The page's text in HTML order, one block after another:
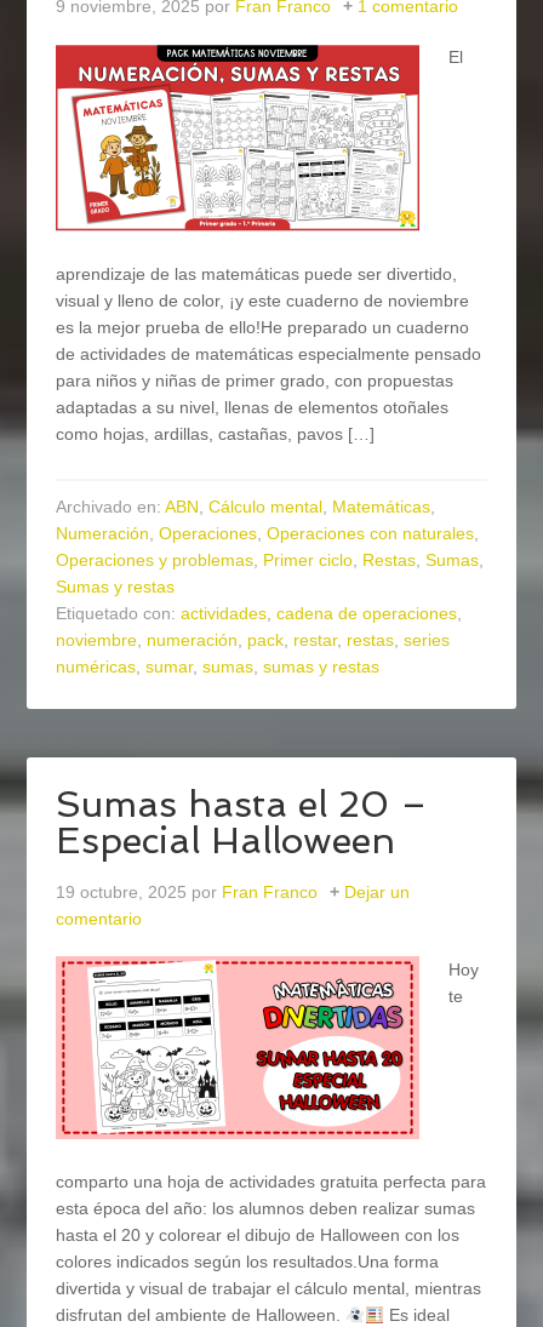
9 noviembre, 2025 por Fran Franco 1 comentario
El
aprendizaje de las matemáticas puede ser divertido,
visual y lleno de color, ¡y este cuaderno de noviembre
es la mejor prueba de ello!He preparado un cuaderno
de actividades de matemáticas especialmente pensado
para niños y niñas de primer grado, con propuestas
adaptadas a su nivel, llenas de elementos otoñales
como hojas, ardillas, castañas, pavos […]
Archivado en:ABN,Cálculo mental, Matemáticas,
Numeración,Operaciones,Operaciones con naturales,
Operaciones y problemas, Primer ciclo, Restas,Sumas,
Sumas y restas
Etiquetado con:actividades,cadena de operaciones,
noviembre, numeración, pack, restar, restas,series
numéricas,sumar,sumas,sumas y restas
Sumas hasta el 20 –
Especial Halloween
19 octubre, 2025 por Fran Franco
Dejar un
comentario
Hoy
te
comparto una hoja de actividades gratuita perfecta para
esta época del año: los alumnos deben realizar sumas
hasta el 20 y colorear el dibujo de Halloween con los
colores indicados según los resultados.Una forma
divertida y visual de trabajar el cálculo mental, mientras
disfrutan del ambiente de Halloween.
Es ideal